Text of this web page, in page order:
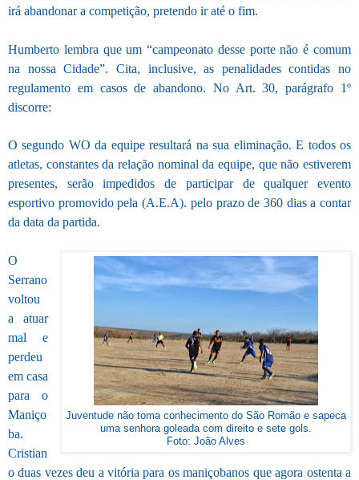
irá abandonar a competição, pretendo ir até o fim.
Humberto lembra que um “campeonato desse porte não é comum
na nossa Cidade”. Cita, inclusive, as penalidades contidas no
regulamento em casos de abandono. No Art. 30, parágrafo 1º
discorre:
O segundo WO da equipe resultará na sua eliminação. E todos os
atletas, constantes da relação nominal da equipe, que não estiverem
presentes, serão impedidos de participar de qualquer evento
esportivo promovido pela (A.E.A). pelo prazo de 360 dias a contar
da data da partida.
Juventude não toma conhecimento do São Romão e sapeca
uma senhora goleada com direito e sete gols.
Foto: João Alves
O
Serrano
voltou
a atuar
mal e
perdeu
em casa
para o
Maniço
ba.
Cristian
o duas vezes deu a vitória para os maniçobanos que agora ostenta a